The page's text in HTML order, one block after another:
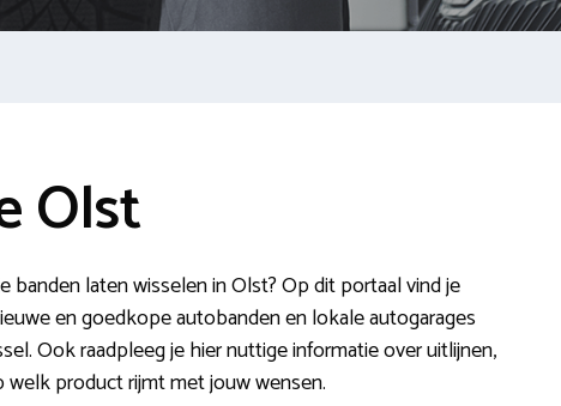
Olst
laten wisselen in Olst? Op dit portaal vind je
en goedkope autobanden en lokale autogarages
Ook raadpleeg je hier nuttige informatie over uitlijnen,
welk product rijmt met jouw wensen.